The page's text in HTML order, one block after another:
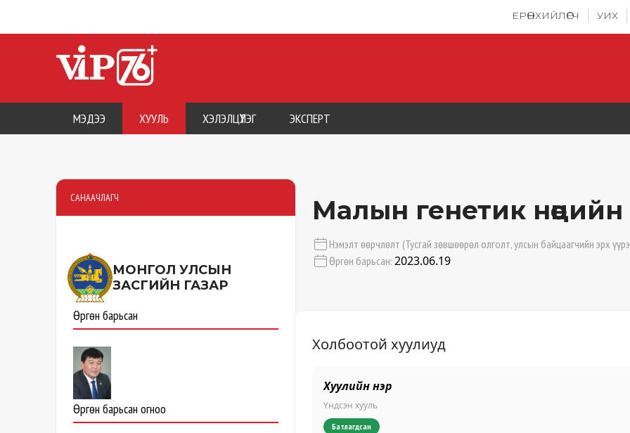
ЕРӨНХИЙЛӨГЧ УИХ
МЭДЭЭ ХУУЛЬ ХЭЛЭЛЦҮҮЛЭГ ЭКСПЕРТ
САНААЧЛАГЧ
МОНГОЛ УЛСЫН
ЗАСГИЙН ГАЗАР
Өргөн барьсан
Өргөн барьсан огноо
Малын генетик нөөцийн
Нэмэлт өөрчлөлт (Тусгай зөвшөөрөл олголт, улсын байцаагчийн эрх
Өргөн барьсан: 2023.06.19
Холбоотой хуулиуд
Хуулийн нэр
Үндсэн хууль
Батлагдсан